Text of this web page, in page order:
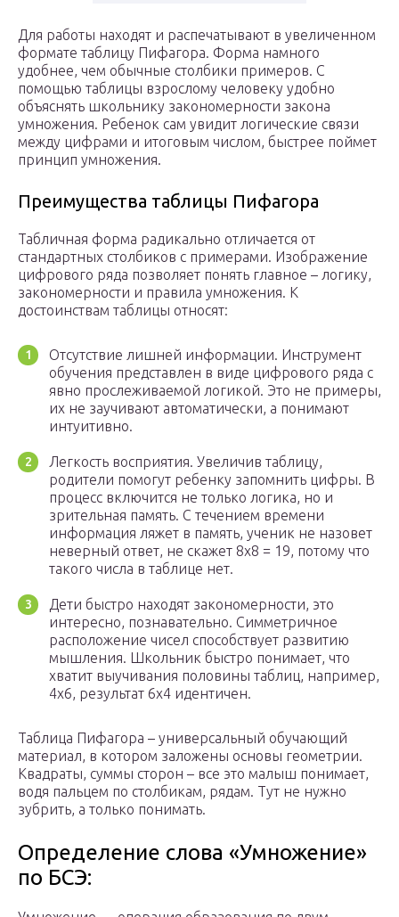
Для работы находят и распечатывают в увеличенном
формате таблицу Пифагора. Форма намного
удобнее, чем обычные столбики примеров. С
помощью таблицы взрослому человеку удобно
объяснять школьнику закономерности закона
умножения. Ребенок сам увидит логические связи
между цифрами и итоговым числом, быстрее поймет
принцип умножения.
Преимущества таблицы Пифагора
Табличная форма радикально отличается от
стандартных столбиков с примерами. Изображение
цифрового ряда позволяет понять главное – логику,
закономерности и правила умножения. К
достоинствам таблицы относят:
Отсутствие лишней информации. Инструмент
обучения представлен в виде цифрового ряда с
явно прослеживаемой логикой. Это не примеры,
их не заучивают автоматически, а понимают
интуитивно.
Легкость восприятия. Увеличив таблицу,
родители помогут ребенку запомнить цифры. В
процесс включится не только логика, но и
зрительная память. С течением времени
информация ляжет в память, ученик не назовет
неверный ответ, не скажет 8х8 = 19, потому что
такого числа в таблице нет.
Дети быстро находят закономерности, это
интересно, познавательно. Симметричное
расположение чисел способствует развитию
мышления. Школьник быстро понимает, что
хватит выучивания половины таблиц, например,
4х6, результат 6х4 идентичен.
Таблица Пифагора – универсальный обучающий
материал, в котором заложены основы геометрии.
Квадраты, суммы сторон – все это малыш понимает,
водя пальцем по столбикам, рядам. Тут не нужно
зубрить, а только понимать.
Определение слова «Умножение»
по БСЭ: